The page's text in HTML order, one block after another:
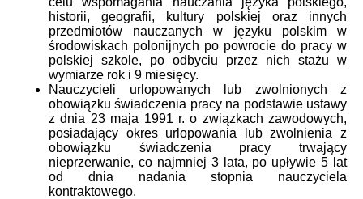
historii, geografii, kultury polskiej oraz innych
przedmiotów nauczanych w języku polskim w
środowiskach polonijnych po powrocie do pracy w
polskiej szkole, po odbyciu przez nich stażu w
wymiarze rok i 9 miesięcy.
Nauczycieli urlopowanych lub zwolnionych z
obowiązku świadczenia pracy na podstawie ustawy
z dnia 23 maja 1991 r. o związkach zawodowych,
posiadający okres urlopowania lub zwolnienia z
obowiązku świadczenia pracy trwający
nieprzerwanie, co najmniej 3 lata, po upływie 5 lat
od dnia nadania stopnia nauczyciela
kontraktowego.